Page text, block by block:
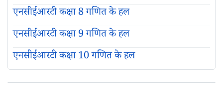
एनसीईआरटी कक्षा 8 गणित के हल
एनसीईआरटी कक्षा 9 गणित के हल
एनसीईआरटी कक्षा 10 गणित के हल